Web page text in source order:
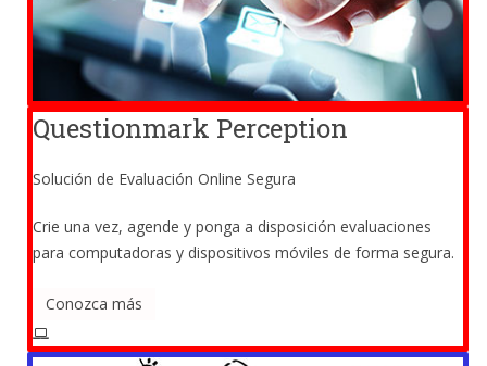
Questionmark Perception
Solución de Evaluación Online Segura
Crie una vez, agende y ponga a disposición evaluaciones
para computadoras y dispositivos móviles de forma segura.
Conozca más